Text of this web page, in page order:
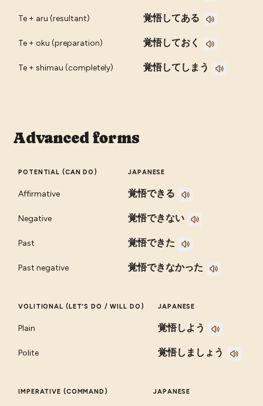
Te + aru (resultant) 覚悟してある
Te + oku (preparation) 覚悟しておく
Te + shimau (completely) 覚悟してしまう
Advanced forms
POTENTIAL (CAN DO) JAPANESE
Affirmative 覚悟できる
Negative 覚悟できない
Past 覚悟できた
Past negative 覚悟できなかった
VOLITIONAL (LET'S DO / WILL DO) JAPANESE
Plain 覚悟しよう
Polite 覚悟しましょう
IMPERATIVE (COMMAND) JAPANESE